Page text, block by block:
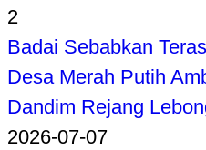
2
Badai Sebabkan
Desa Merah Putih
Dandim Rejang
2026-07-07